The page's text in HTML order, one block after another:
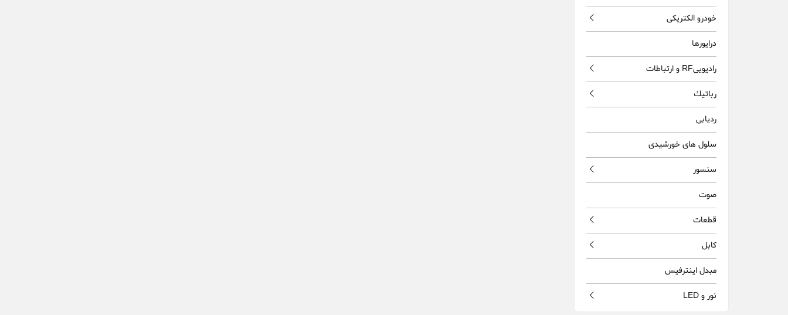
خودرو الکتریکی
درایورها
راديويیRF و ارتباطات
رباتيك
ردیابی
سلول های خورشیدی
سنسور
صوت
قطعات
كابل
مبدل اينترفيس
نور و LED